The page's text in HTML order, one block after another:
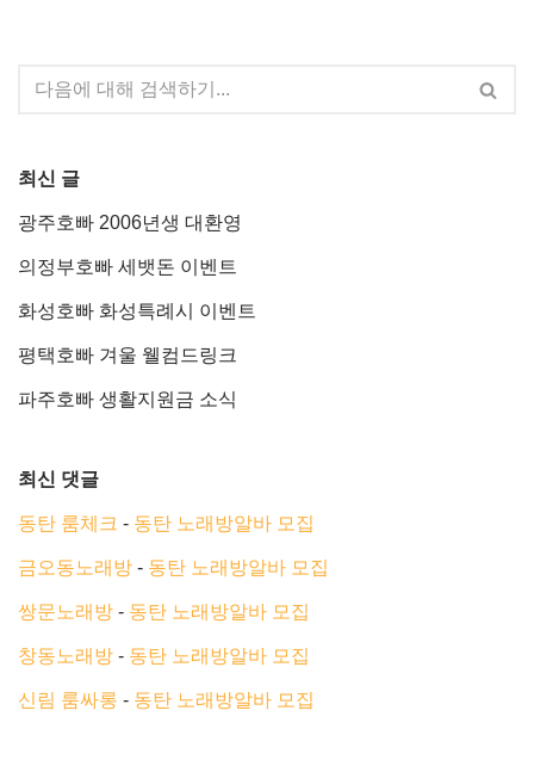
최신 글
광주호빠 2006년생 대환영
의정부호빠 세뱃돈 이벤트
화성호빠 화성특례시 이벤트
평택호빠 겨울 웰컴드링크
파주호빠 생활지원금 소식
최신 댓글
동탄 룸체크 - 동탄 노래방알바 모집
금오동노래방 - 동탄 노래방알바 모집
쌍문노래방 - 동탄 노래방알바 모집
창동노래방 - 동탄 노래방알바 모집
신림 룸싸롱 - 동탄 노래방알바 모집